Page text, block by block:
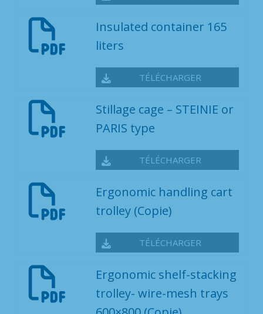
Insulated container 165
liters
TÉLÉCHARGER
Stillage cage – STEINIE or
PARIS type
TÉLÉCHARGER
Ergonomic handling cart
trolley (Copie)
TÉLÉCHARGER
Ergonomic shelf-stacking
trolley- wire-mesh trays